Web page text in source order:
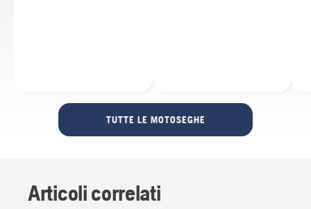
TUTTE LE MOTOSEGHE
Articoli correlati